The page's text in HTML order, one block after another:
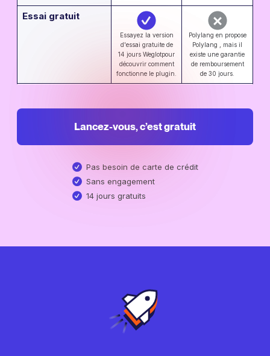
Essai gratuit
Essayez la version
d'essai gratuite de
14 jours Weglotpour
découvrir comment
fonctionne le plugin.
Polylang en propose
Polylang , mais il
existe une garantie
de remboursement
de 30 jours.
Lancez-vous, c’est gratuit
Pas besoin de carte de crédit
Sans engagement
14 jours gratuits